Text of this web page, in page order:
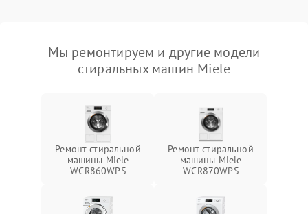
Мы ремонтируем и другие модели
стиральных машин Miele
Ремонт стиральной
машины Miele
WCR860WPS
Ремонт стиральной
машины Miele
WCR870WPS